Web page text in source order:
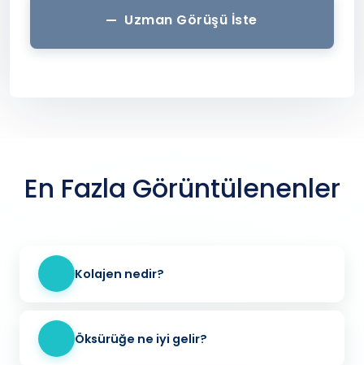
Uzman Görüşü İste
En Fazla Görüntülenenler
Kolajen nedir?
Öksürüğe ne iyi gelir?